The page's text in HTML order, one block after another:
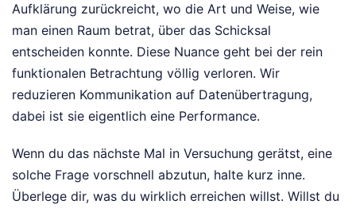
Aufklärung zurückreicht, wo die Art und Weise, wie
man einen Raum betrat, über das Schicksal
entscheiden konnte. Diese Nuance geht bei der rein
funktionalen Betrachtung völlig verloren. Wir
reduzieren Kommunikation auf Datenübertragung,
dabei ist sie eigentlich eine Performance.
Wenn du das nächste Mal in Versuchung gerätst, eine
solche Frage vorschnell abzutun, halte kurz inne.
Überlege dir, was du wirklich erreichen willst. Willst du